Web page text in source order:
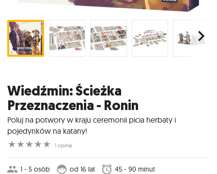
Wiedźmin: Ścieżka
Przeznaczenia - Ronin
Poluj na potwory w kraju ceremonii picia herbaty i
pojedynków na katany!
☆
☆
☆
☆
☆ 1 opinia
1 - 5 osób od 16 lat
45 - 90 minut